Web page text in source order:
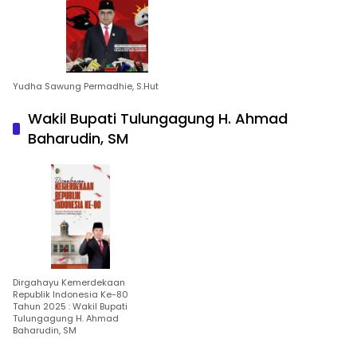
Yudha Sawung Permadhie, S.Hut
Wakil Bupati Tulungagung H. Ahmad
Baharudin, SM
Dirgahayu Kemerdekaan
Republik Indonesia Ke-80
Tahun 2025 : Wakil Bupati
Tulungagung H. Ahmad
Baharudin, SM